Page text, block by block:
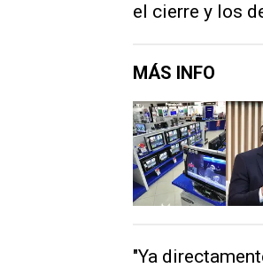
el cierre y los
MÁS INFO
"Ya